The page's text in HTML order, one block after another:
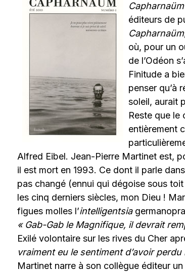
Capharnaüm
éditeurs de
Capharnaüm
où, pour un
de l’Odéon
Finitude a
penser qu’à
soleil, aurait
Reste que le
entièrement
Alfred Eibel. Jean-Pierre Martinet est,
il est mort en 1993. Ce dont il parle
pas changé (ennui qui dégoise sous
les cinq derniers siècles, mon Dieu !
figues molles l’intelligentsia
« Gab-Gab le Magnifique, il devrait
Exilé volontaire sur les rives du Cher
vraiment eu le sentiment d’avoir
Martinet narre à son collègue éditeur